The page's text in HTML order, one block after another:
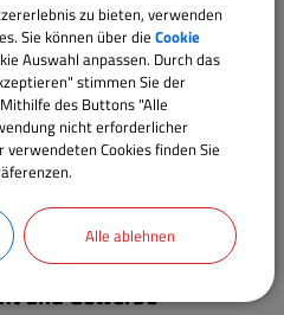
und Gewerbe
zu bieten, verwenden
Sie können über die Cookie
Auswahl anpassen. Durch das
stimmen Sie der
des Buttons "Alle
nicht erforderlicher
verwendeten Cookies finden Sie
Alle ablehnen